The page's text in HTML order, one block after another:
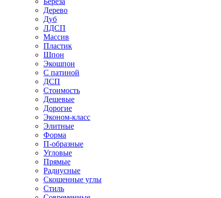
Дерево
Дуб
ЛДСП
Массив
Пластик
Шпон
Экошпон
С патиной
ДСП
Стоимость
Дешевые
Дорогие
Эконом-класс
Элитные
Форма
П-образные
Угловые
Прямые
Радиусные
Скошенные углы
Стиль